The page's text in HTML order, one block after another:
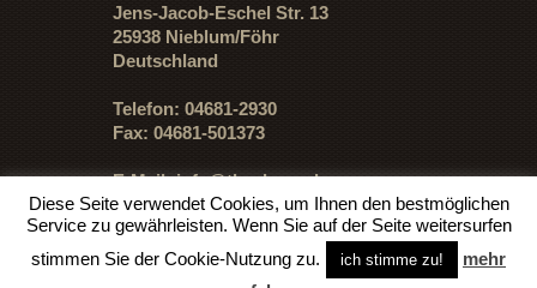
Jens-Jacob-Eschel Str. 13
25938 Nieblum/Föhr
Deutschland
Telefon: 04681-2930
Fax: 04681-501373
E-Mail:info@theehaus.de
Copyright ©1997-2018
Diese Seite verwendet Cookies, um Ihnen den bestmöglichen
Service zu gewährleisten. Wenn Sie auf der Seite weitersurfen
stimmen Sie der Cookie-Nutzung zu.
ich stimme zu!
mehr